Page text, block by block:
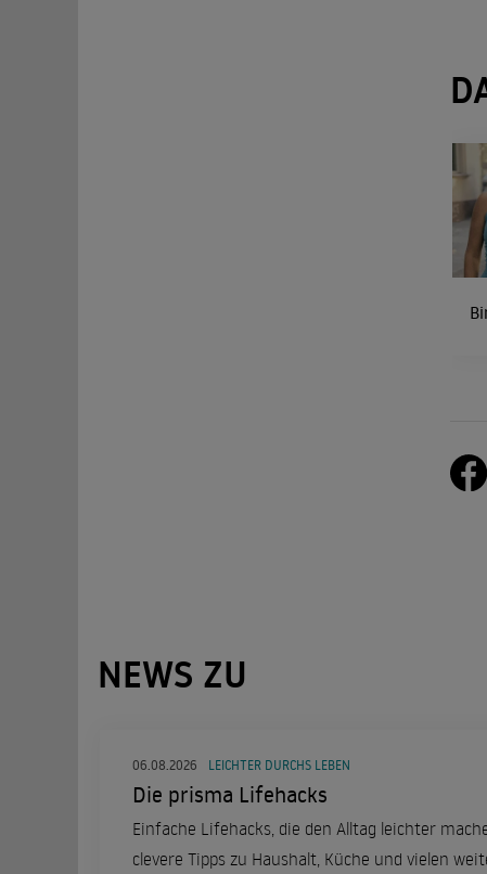
NEWS ZU
06.08.2026 LEICHTER DURCHS LEBEN
Die prisma Lifehacks
Einfache Lifehacks, die den Alltag leichter
clevere Tipps zu Haushalt, Küche und vielen